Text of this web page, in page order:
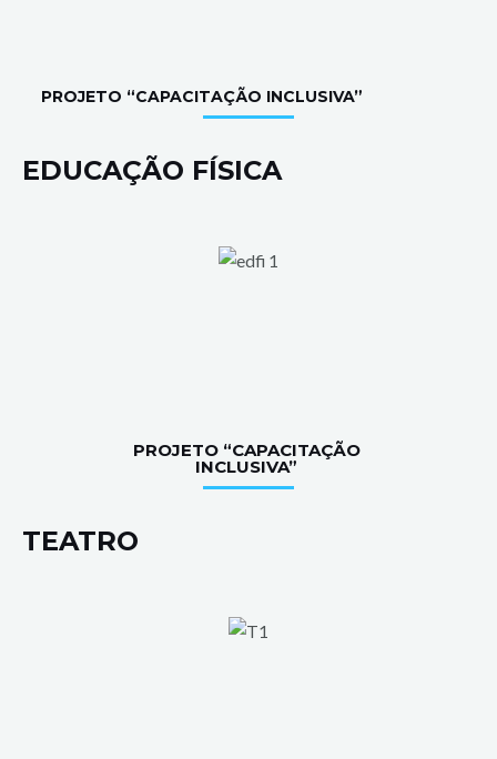
PROJETO “CAPACITAÇÃO INCLUSIVA”
EDUCAÇÃO FÍSICA
PROJETO “CAPACITAÇÃO
INCLUSIVA”
TEATRO